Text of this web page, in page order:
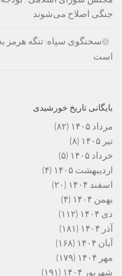
جنگی اصلاح می‌شوند
سخنگوی سپاه: تنگه هرمز
است
بایگانی تاریخ خورشیدی
مرداد ۱۴۰۵
(۸۲)
تیر ۱۴۰۵
(۸)
خرداد ۱۴۰۵
(۵)
اردیبهشت ۱۴۰۵
(۴)
اسفند ۱۴۰۴
(۲۰)
بهمن ۱۴۰۴
(۴)
دی ۱۴۰۴
(۱۱۲)
آذر ۱۴۰۴
(۱۸۱)
آبان ۱۴۰۴
(۱۶۸)
مهر ۱۴۰۴
(۱۷۹)
شهریور ۱۴۰۴
(۱۹۱)